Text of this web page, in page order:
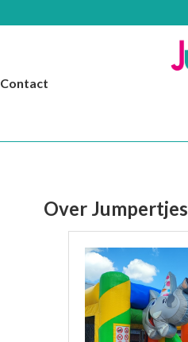
Contact
Over Jumpertjes